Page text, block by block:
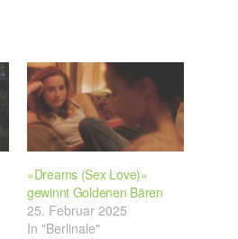
»Dreams (Sex Love)«
gewinnt Goldenen Bären
25. Februar 2025
In "Berlinale"